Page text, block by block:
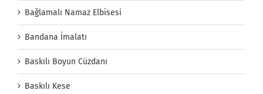
Bağlamalı Namaz Elbisesi
Bandana İmalatı
Baskılı Boyun Cüzdanı
Baskılı Kese